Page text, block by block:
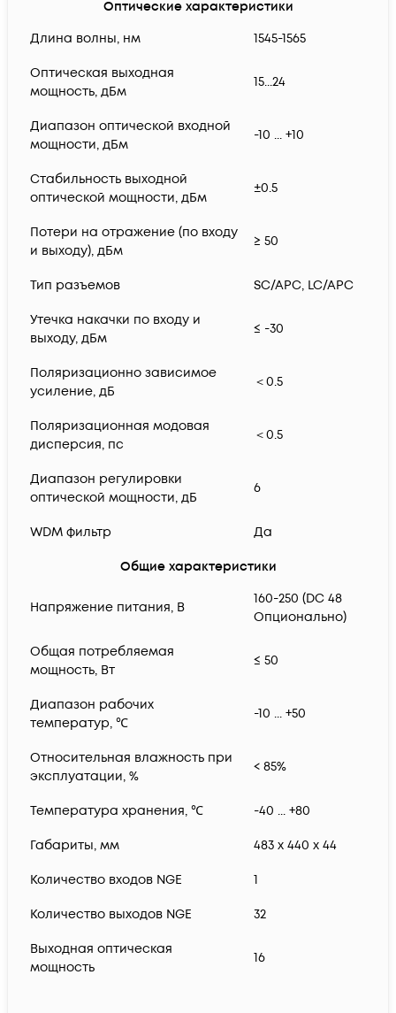
Оптические характеристики
Длина волны, нм
1545-1565
Оптическая выходная
мощность, дБм
15...24
Диапазон оптической входной
мощности, дБм
-10 ... +10
Стабильность выходной
оптической мощности, дБм
±0.5
Потери на отражение (по входу
и выходу), дБм
≥ 50
Тип разъемов SC/APC, LC/APC
Утечка накачки по входу и
выходу, дБм
≤ -30
Поляризационно зависимое
усиление, дБ
＜0.5
Поляризационная модовая
дисперсия, пс
＜0.5
Диапазон регулировки
оптической мощности, дБ
6
WDM фильтр Да
Общие характеристики
Напряжение питания, В
160-250 (DC 48
Опционально)
Общая потребляемая
мощность, Вт
≤ 50
Диапазон рабочих
температур, ℃
-10 ... +50
Относительная влажность при
эксплуатации, %
< 85%
Температура хранения, ℃ -40 ... +80
Габариты, мм 483 x 440 x 44
Количество входов NGE 1
Количество выходов NGE 32
Выходная оптическая
мощность
16